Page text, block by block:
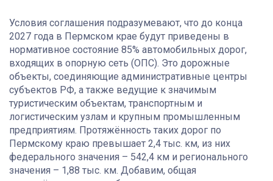
Условия соглашения подразумевают, что до конца
2027 года в Пермском крае будут приведены в
нормативное состояние 85% автомобильных дорог,
входящих в опорную сеть (ОПС). Это дорожные
объекты, соединяющие административные центры
субъектов РФ, а также ведущие к значимым
туристическим объектам, транспортным и
логистическим узлам и крупным промышленным
предприятиям. Протяжённость таких дорог по
Пермскому краю превышает 2,4 тыс. км, из них
федерального значения – 542,4 км и регионального
значения – 1,88 тыс. км. Добавим, общая